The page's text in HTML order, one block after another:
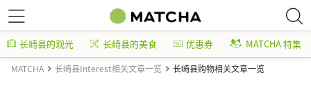
长崎县的观光 长崎县的美食 优惠券 MATCHA 特集
MATCHA 长崎县Interest相关文章一览 长崎县购物相关文章一览